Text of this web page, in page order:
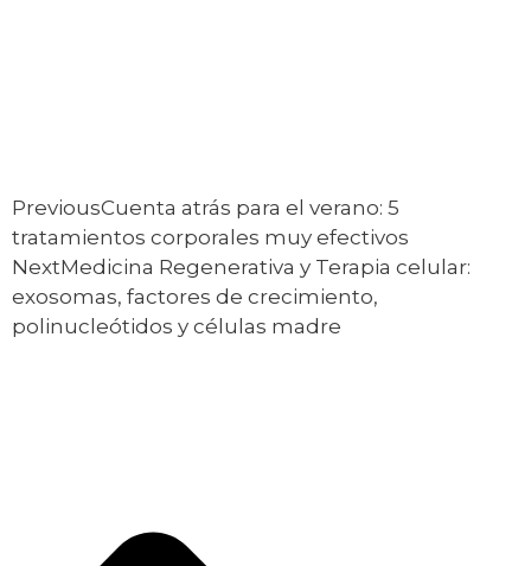
PreviousCuenta atrás para el verano: 5
tratamientos corporales muy efectivos
NextMedicina Regenerativa y Terapia celular:
exosomas, factores de crecimiento,
polinucleótidos y células madre